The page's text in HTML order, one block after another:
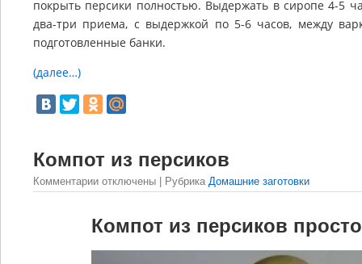
покрыть персики полностью. Выдержать в сиропе 4-5
два-три приема, с выдержкой по 5-6 часов, между
подготовленные банки.
(далее…)
Компот из персиков
Комментарии отключены | Рубрика Домашние заготовки
Компот из персиков